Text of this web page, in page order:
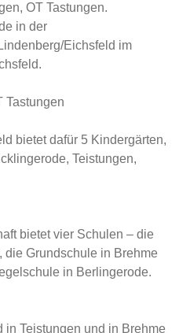
OT Tastungen.
in der
Eichsfeld im
Tastungen
bietet dafür 5 Kindergärten,
Teistungen,
bietet vier Schulen – die
die Grundschule in Brehme
in Berlingerode.
in Teistungen und in Brehme